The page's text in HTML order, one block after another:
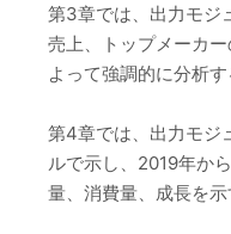
第3章では、出力モジ
売上、トップメーカ
よって強調的に分析す
第4章では、出力モジ
ルで示し、2019年か
量、消費量、成長を示